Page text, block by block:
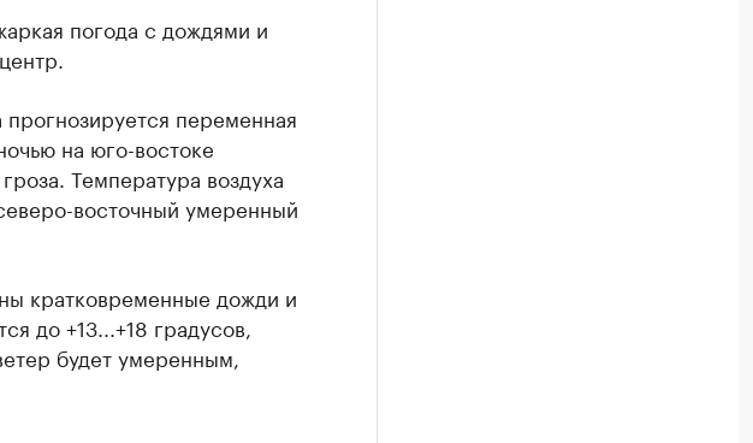
погода с дождями и
переменная
на юго-востоке
Температура воздуха
восточный умеренный
кратковременные дожди и
до +13...+18 градусов,
будет умеренным,